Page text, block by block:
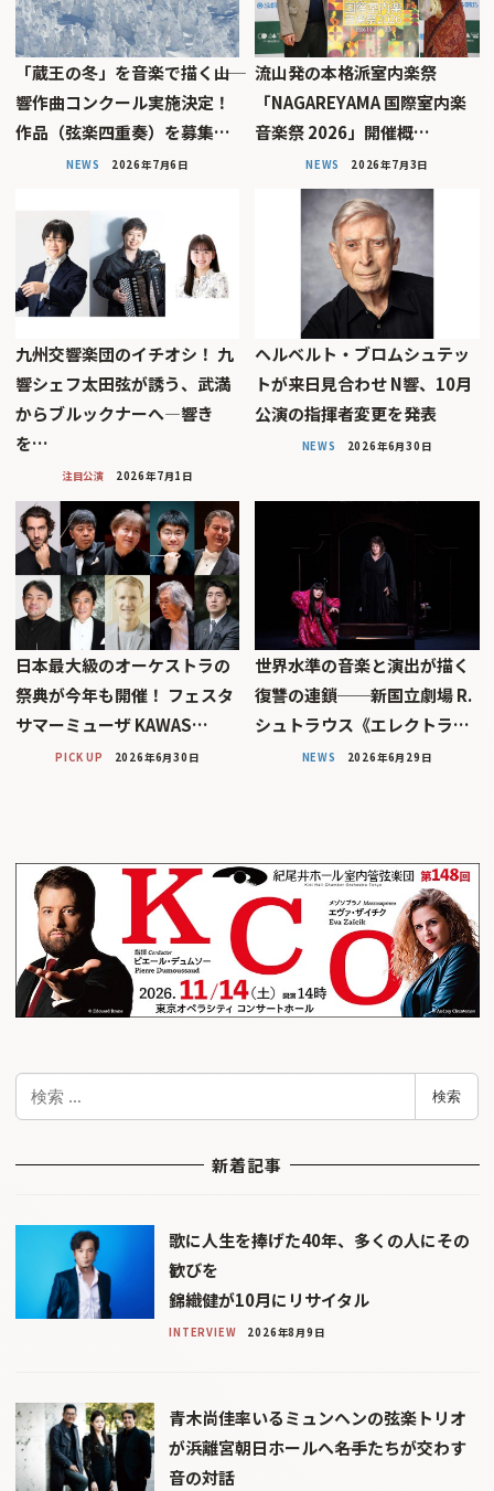
「蔵王の冬」を音楽で描く――山
響作曲コンクール実施決定！
作品（弦楽四重奏）を募集…
NEWS 2026年7月6日
流山発の本格派室内楽祭
「NAGAREYAMA 国際室内楽
音楽祭 2026」開催概…
NEWS 2026年7月3日
九州交響楽団のイチオシ！ 九
響シェフ太田弦が誘う、武満
からブルックナーへ―響き
を…
注目公演 2026年7月1日
ヘルベルト・ブロムシュテッ
トが来日見合わせ N響、10月
公演の指揮者変更を発表
NEWS 2026年6月30日
日本最大級のオーケストラの
祭典が今年も開催！ フェスタ
サマーミューザ KAWAS…
PICK UP 2026年6月30日
世界水準の音楽と演出が描く
復讐の連鎖──新国立劇場 R.
シュトラウス《エレクトラ…
NEWS 2026年6月29日
検索
新着記事
歌に人生を捧げた40年、多くの人にその
歓びを
錦織健が10月にリサイタル
INTERVIEW 2026年8月9日
青木尚佳率いるミュンヘンの弦楽トリオ
が浜離宮朝日ホールへ――名手たちが交わす
音の対話